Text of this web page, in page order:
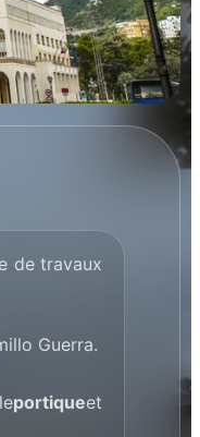
de travaux
Guerra.
portiqueet